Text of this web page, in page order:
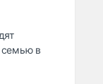
семью в